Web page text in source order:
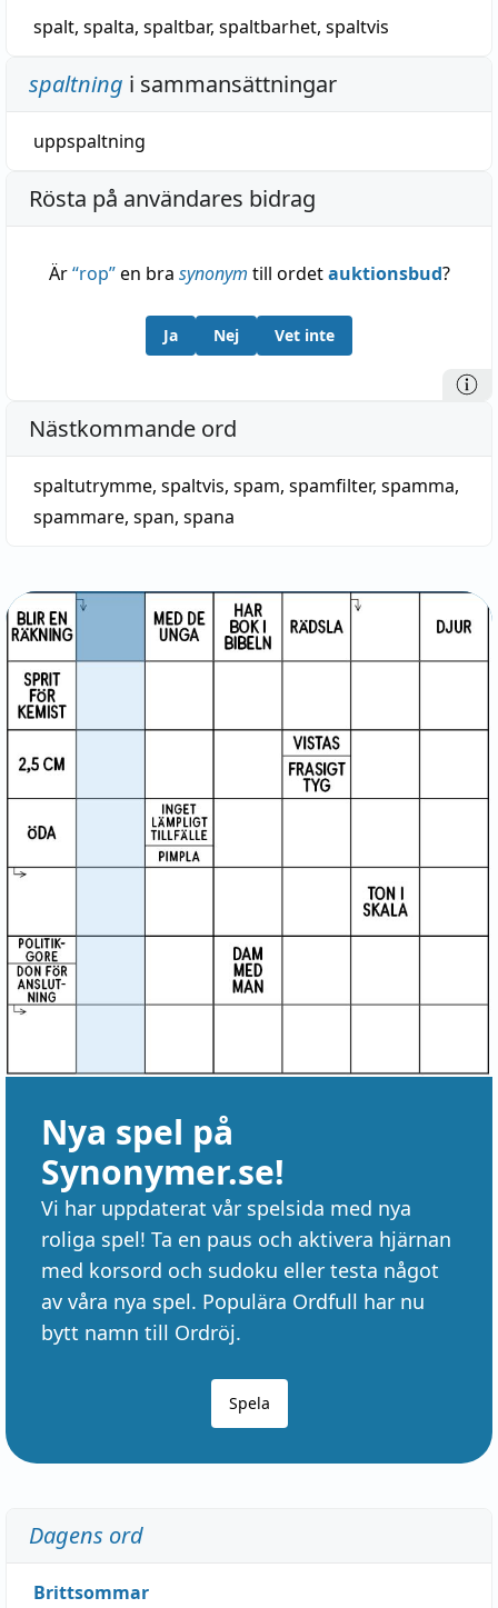
spalt, spalta, spaltbar, spaltbarhet, spaltvis
spaltning i sammansättningar
uppspaltning
Rösta på användares bidrag
Är“rop”en bra synonym till ordetauktionsbud?
Ja Nej Vet inte
Nästkommande ord
spaltutrymme, spaltvis, spam, spamfilter, spamma,
spammare, span, spana
Nya spel på
Synonymer.se!
Vi har uppdaterat vår spelsida med nya
roliga spel! Ta en paus och aktivera hjärnan
med korsord och sudoku eller testa något
av våra nya spel. Populära Ordfull har nu
bytt namn till Ordröj.
Spela
Dagens ord
Brittsommar